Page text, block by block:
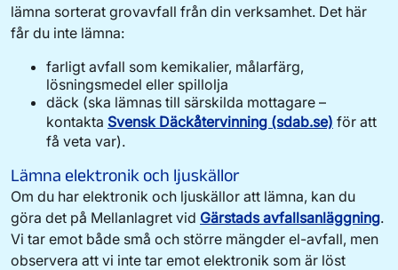
lämna sorterat grovavfall från din verksamhet. Det här
får du inte lämna:
farligt avfall som kemikalier, målarfärg,
lösningsmedel eller spillolja
däck (ska lämnas till särskilda mottagare –
kontakta Svensk Däckåtervinning (sdab.se) för att
få veta var).
Lämna elektronik och ljuskällor
Om du har elektronik och ljuskällor att lämna, kan du
göra det på Mellanlagret vid Gärstads avfallsanläggning.
Vi tar emot både små och större mängder el-avfall, men
observera att vi inte tar emot elektronik som är löst